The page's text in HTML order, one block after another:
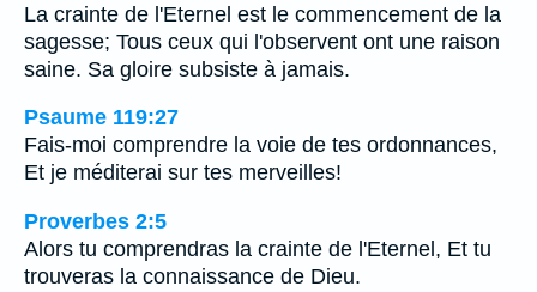
La crainte de l'Eternel est le commencement de la
sagesse; Tous ceux qui l'observent ont une raison
saine. Sa gloire subsiste à jamais.
Psaume 119:27
Fais-moi comprendre la voie de tes ordonnances,
Et je méditerai sur tes merveilles!
Proverbes 2:5
Alors tu comprendras la crainte de l'Eternel, Et tu
trouveras la connaissance de Dieu.